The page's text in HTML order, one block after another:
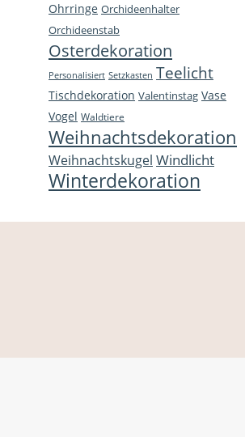
Ohrringe Orchideenhalter
Orchideenstab
Osterdekoration
Personalisiert Setzkasten Teelicht
Tischdekoration Valentinstag Vase
Vogel Waldtiere
Weihnachtsdekoration
Weihnachtskugel Windlicht
Winterdekoration